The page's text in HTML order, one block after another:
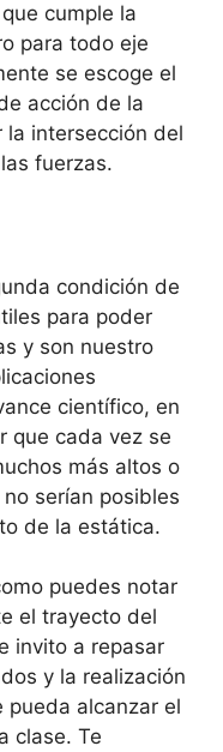
cumple la
para todo eje
se escoge el
acción de la
intersección del
fuerzas.
condición de
para poder
y son nuestro
científico, en
que cada vez se
más altos o
serían posibles
de la estática.
puedes notar
el trayecto del
invito a repasar
y la realización
pueda alcanzar el
clase. Te